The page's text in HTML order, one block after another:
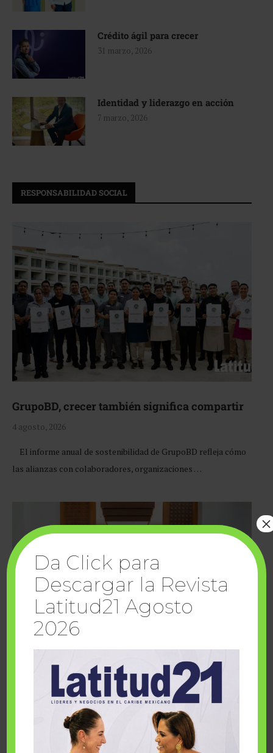
Crédito ágil para crecer
31 marzo, 2026
Identidad y liderazgo en acción
7 marzo, 2026
RESPONSABILIDAD SOCIAL
GrupoBD, crecer también significa compartir
4 agosto, 2026
El informe anual de sostenibilidad de GrupoBD refleja cómo
las alianzas con colaboradores, organizaciones …
Cuando la solidaridad inspira; cumplen
sueños Fairmont Mayakoba y Make-A-Wish
Da Click para
Descargar la Revista
Latitud21 Agosto
2026
×